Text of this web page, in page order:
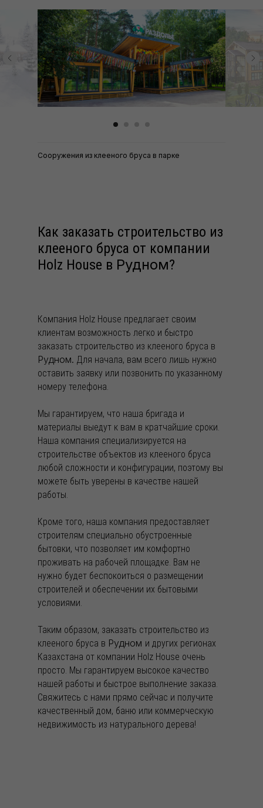
Сооружения из клееного бруса в парке
Как заказать строительство из
клееного бруса от компании
Holz House в Рудном?
Компания Holz House предлагает своим
клиентам возможность легко и быстро
заказать строительство из клееного бруса в
Рудном. Для начала, вам всего лишь нужно
оставить заявку или позвонить по указанному
номеру телефона.
Мы гарантируем, что наша бригада и
материалы выедут к вам в кратчайшие сроки.
Наша компания специализируется на
строительстве объектов из клееного бруса
любой сложности и конфигурации, поэтому вы
можете быть уверены в качестве нашей
работы.
Кроме того, наша компания предоставляет
строителям специально обустроенные
бытовки, что позволяет им комфортно
проживать на рабочей площадке. Вам не
нужно будет беспокоиться о размещении
строителей и обеспечении их бытовыми
условиями.
Таким образом, заказать строительство из
клееного бруса в Рудном и других регионах
Казахстана от компании Holz House очень
просто. Мы гарантируем высокое качество
нашей работы и быстрое выполнение заказа.
Свяжитесь с нами прямо сейчас и получите
качественный дом, баню или коммерческую
недвижимость из натурального дерева!